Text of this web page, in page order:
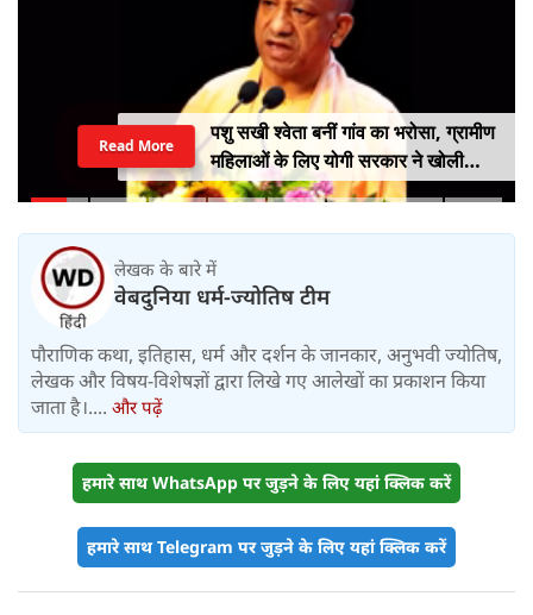
पशु सखी श्वेता बनीं गांव का भरोसा, ग्रामीण
महिलाओं के लिए योगी सरकार ने खोली
आत्मनिर्भरता की राह
Read More
लेखक के बारे में
वेबदुनिया धर्म-ज्योतिष टीम
पौराणिक कथा, इतिहास, धर्म और दर्शन के जानकार, अनुभवी ज्योतिष,
लेखक और विषय-विशेषज्ञों द्वारा लिखे गए आलेखों का प्रकाशन किया
जाता है।.... और पढ़ें
हमारे साथ WhatsApp पर जुड़ने के लिए यहां क्लिक करें
हमारे साथ Telegram पर जुड़ने के लिए यहां क्लिक करें